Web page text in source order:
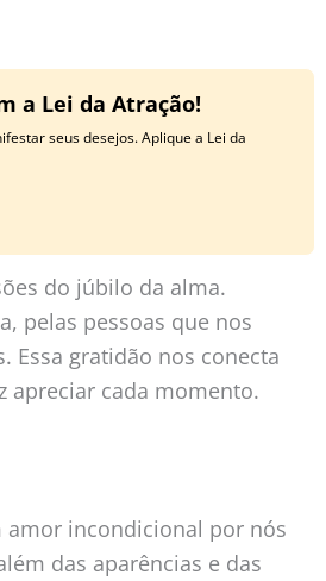
a Lei da Atração!
seus desejos. Aplique a Lei da
do júbilo da alma.
pelas pessoas que nos
Essa gratidão nos conecta
apreciar cada momento.
incondicional por nós
das aparências e das